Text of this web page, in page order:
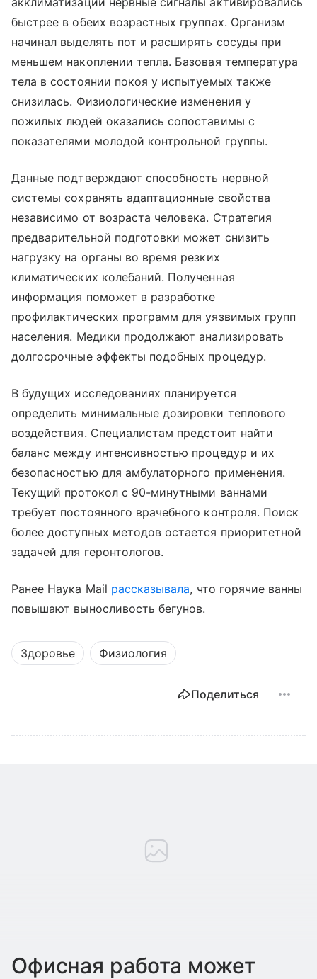
быстрее в обеих возрастных группах. Организм
начинал выделять пот и расширять сосуды при
меньшем накоплении тепла. Базовая температура
тела в состоянии покоя у испытуемых также
снизилась. Физиологические изменения у
пожилых людей оказались сопоставимы с
показателями молодой контрольной группы.
Данные подтверждают способность нервной
системы сохранять адаптационные свойства
независимо от возраста человека. Стратегия
предварительной подготовки может снизить
нагрузку на органы во время резких
климатических колебаний. Полученная
информация поможет в разработке
профилактических программ для уязвимых групп
населения. Медики продолжают анализировать
долгосрочные эффекты подобных процедур.
В будущих исследованиях планируется
определить минимальные дозировки теплового
воздействия. Специалистам предстоит найти
баланс между интенсивностью процедур и их
безопасностью для амбулаторного применения.
Текущий протокол с 90-минутными ваннами
требует постоянного врачебного контроля. Поиск
более доступных методов остается приоритетной
задачей для геронтологов.
Ранее Наука Mail рассказывала, что горячие ванны
повышают выносливость бегунов.
Здоровье Физиология
Поделиться
Офисная работа может